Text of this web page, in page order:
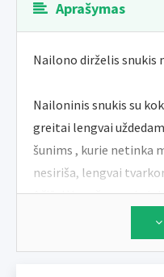
Aprašymas
Nailono dirželis snukis
Nailoninis snukis su
greitai lengvai
šunims , kurie netinka
nesiriša, lengvai
Ačiū dėl mažo svorio ir